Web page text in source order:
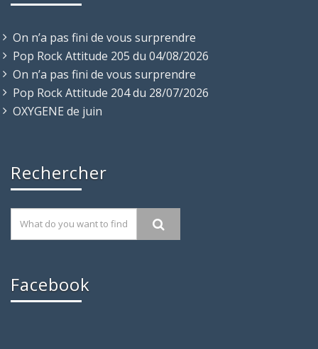
On n’a pas fini de vous surprendre
Pop Rock Attitude 205 du 04/08/2026
On n’a pas fini de vous surprendre
Pop Rock Attitude 204 du 28/07/2026
OXYGENE de juin
Rechercher
Facebook